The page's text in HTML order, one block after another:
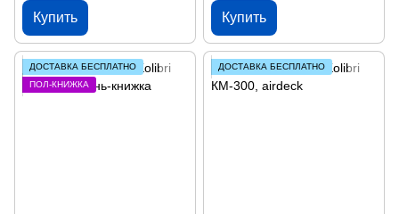
Купить Купить
ДОСТАВКА БЕСПЛАТНО
ПОЛ-КНИЖКА
ДОСТАВКА БЕСПЛАТНО